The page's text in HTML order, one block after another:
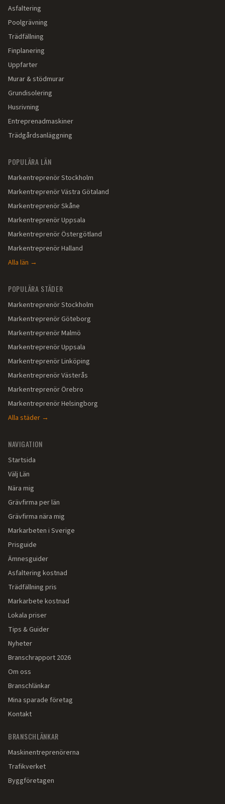
Asfaltering
Poolgrävning
Trädfällning
Finplanering
Uppfarter
Murar & stödmurar
Grundisolering
Husrivning
Entreprenadmaskiner
Trädgårdsanläggning
POPULÄRA LÄN
MarkentreprenörStockholm
MarkentreprenörVästra Götaland
MarkentreprenörSkåne
MarkentreprenörUppsala
MarkentreprenörÖstergötland
MarkentreprenörHalland
Alla län →
POPULÄRA STÄDER
MarkentreprenörStockholm
MarkentreprenörGöteborg
MarkentreprenörMalmö
MarkentreprenörUppsala
MarkentreprenörLinköping
MarkentreprenörVästerås
MarkentreprenörÖrebro
MarkentreprenörHelsingborg
Alla städer →
NAVIGATION
Startsida
Välj Län
Nära mig
Grävfirma per län
Grävfirma nära mig
Markarbeten i Sverige
Prisguide
Ämnesguider
Asfaltering kostnad
Trädfällning pris
Markarbete kostnad
Lokala priser
Tips & Guider
Nyheter
Branschrapport 2026
Om oss
Branschlänkar
Mina sparade företag
Kontakt
BRANSCHLÄNKAR
Maskinentreprenörerna
Trafikverket
Byggföretagen